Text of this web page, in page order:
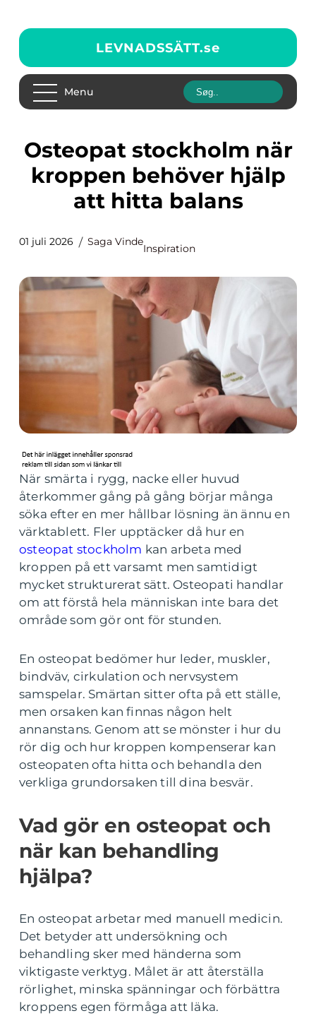
LEVNADSSÄTT.se
Menu
Osteopat stockholm när
kroppen behöver hjälp
att hitta balans
01 juli 2026 Saga Vinde
Inspiration
När smärta i rygg, nacke eller huvud
återkommer gång på gång börjar många
söka efter en mer hållbar lösning än ännu en
värktablett. Fler upptäcker då hur en
osteopat stockholm kan arbeta med
kroppen på ett varsamt men samtidigt
mycket strukturerat sätt. Osteopati handlar
om att förstå hela människan inte bara det
område som gör ont för stunden.
En osteopat bedömer hur leder, muskler,
bindväv, cirkulation och nervsystem
samspelar. Smärtan sitter ofta på ett ställe,
men orsaken kan finnas någon helt
annanstans. Genom att se mönster i hur du
rör dig och hur kroppen kompenserar kan
osteopaten ofta hitta och behandla den
verkliga grundorsaken till dina besvär.
Vad gör en osteopat och
när kan behandling
hjälpa?
En osteopat arbetar med manuell medicin.
Det betyder att undersökning och
behandling sker med händerna som
viktigaste verktyg. Målet är att återställa
rörlighet, minska spänningar och förbättra
kroppens egen förmåga att läka.